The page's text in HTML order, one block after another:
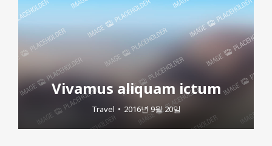
Vivamus aliquam ictum
Travel 2016년 9월 20일